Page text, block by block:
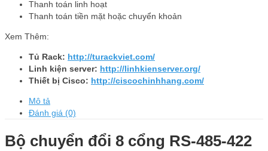
Thanh toán linh hoạt
Thanh toán tiền mặt hoặc chuyển khoản
Xem Thêm:
Tủ Rack: http://turackviet.com/
Linh kiện server: http://linhkienserver.org/
Thiết bị Cisco: http://ciscochinhhang.com/
Mô tả
Đánh giá (0)
Bộ chuyển đổi 8 cổng RS-485-422